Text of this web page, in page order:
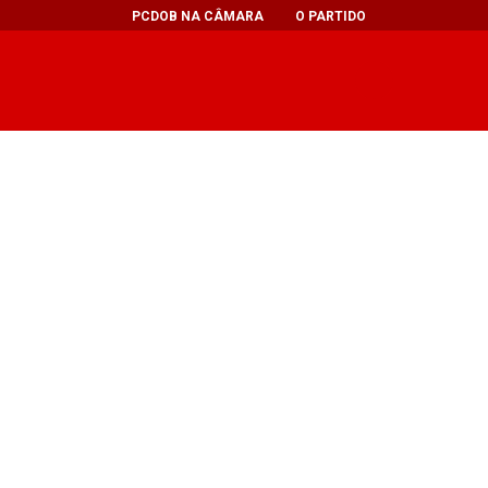
PCDOB NA CÂMARA O PARTIDO